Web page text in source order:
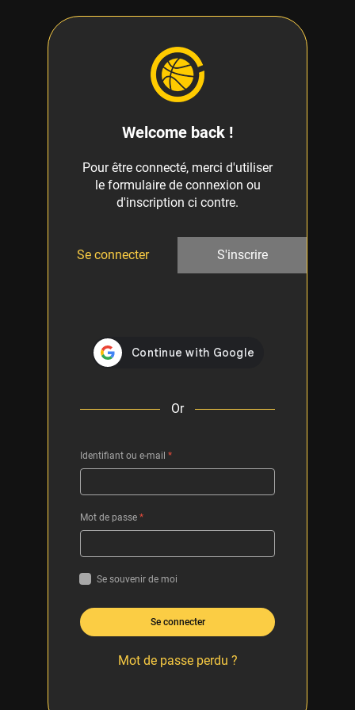
Welcome back !
Pour être connecté, merci d'utiliser
le formulaire de connexion ou
d'inscription ci contre.
Se connecter S'inscrire
Or
Identifiant ou e-mail *
Mot de passe *
Se souvenir de moi
Se connecter
Mot de passe perdu ?